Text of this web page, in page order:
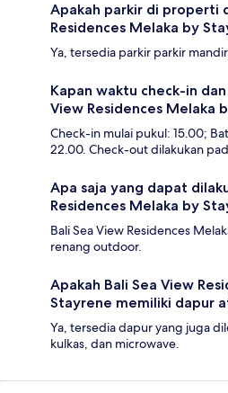
Apakah parkir di properti
Residences Melaka by
Ya, tersedia parkir parkir
Kapan waktu check-in
View Residences Melaka
Check-in mulai pukul: 15.00;
22.00. Check-out dilakukan
Apa saja yang dapat
Residences Melaka by
Bali Sea View Residences
renang outdoor.
Apakah Bali Sea View
Stayrene memiliki dapur
Ya, tersedia dapur yang juga
kulkas, dan microwave.